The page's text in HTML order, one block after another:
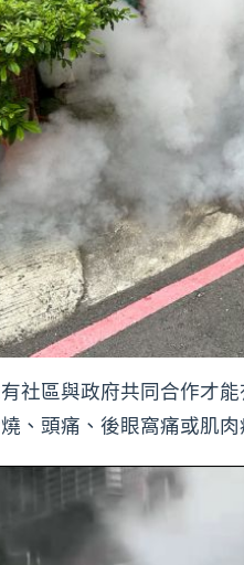
社區與政府共同合作才
、頭痛、後眼窩痛或肌